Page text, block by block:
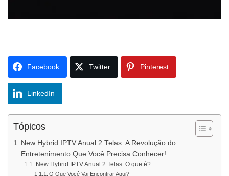
Facebook Twitter Pinterest
LinkedIn
Tópicos
New Hybrid IPTV Anual 2 Telas: A Revolução do
Entretenimento Que Você Precisa Conhecer!
New Hybrid IPTV Anual 2 Telas: O que é?
O Que Você Vai Encontrar Aqui?